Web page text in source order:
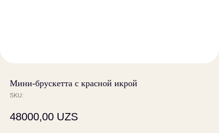
Мини-брускетта с красной икрой
SKU:
48000,00 UZS